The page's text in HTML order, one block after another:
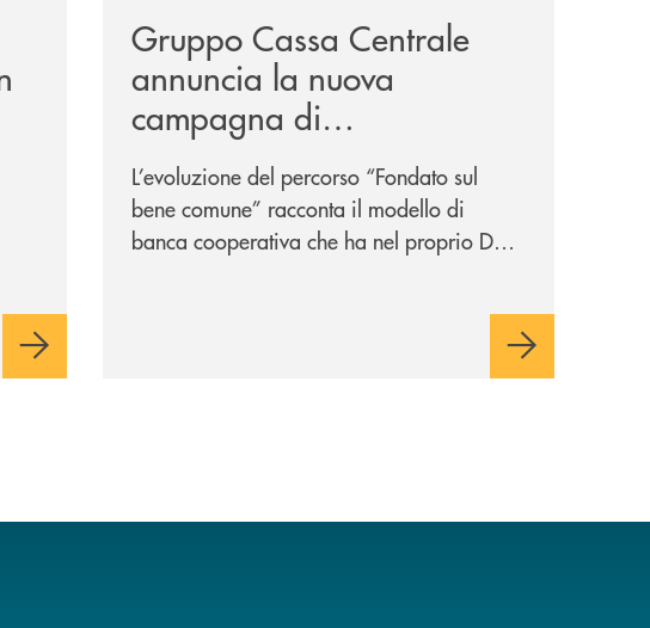
Gruppo Cassa Centrale
annuncia la nuova
campagna di
comunicazione
nazionale: “Oggi si dice
ESG. Per noi è fare la cosa
L’evoluzione del percorso “Fondato sul
bene comune” racconta il modello di
banca cooperativa che ha nel proprio DNA